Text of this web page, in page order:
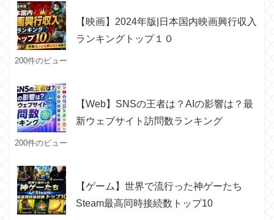
【映画】2024年版|日本国内映画興行収入
ランキングトップ１０
200件のビュー
【Web】SNSの王者は？AIの影響は？最
新ウェブサイト訪問数ランキング
200件のビュー
【ゲーム】世界で流行った神ゲーたち
Steam最高同時接続数トップ10